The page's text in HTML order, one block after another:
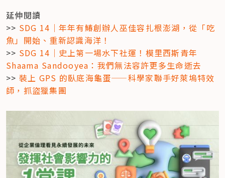
延伸閱讀
>> SDG 14｜年年有鰆創辦人巫佳容扎根澎湖，從「吃
魚」開始、重新認識海洋！
>> SDG 14｜史上第一場水下社運！模里西斯青年
Shaama Sandooyea：我們無法容許更多生命逝去
>> 裝上 GPS 的臥底海龜蛋——科學家聯手好萊塢特效
師，抓盜獵集團